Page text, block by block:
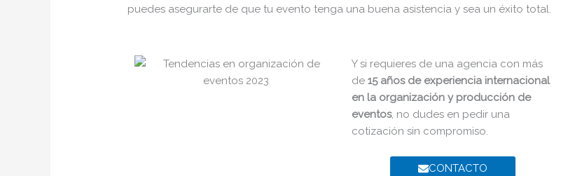
puedes asegurarte de que tu evento tenga una buena asistencia y sea un éxito total.
Y si requieres de una agencia con más
de 15 años de experiencia internacional
en la organización y producción de
eventos, no dudes en pedir una
cotización sin compromiso.
CONTACTO